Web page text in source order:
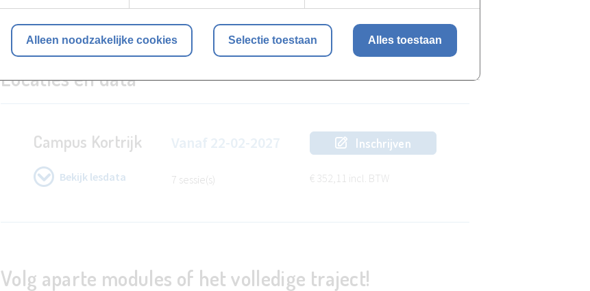
Alleen noodzakelijke cookies Selectie toestaan Alles toestaan
We eindigen met een praktijkles en enkele casussen
Locaties en data
Campus Kortrijk
Bekijk lesdata 7 sessie(s)
Inschrijven
€ 352,11 incl. BTW
Volg aparte modules of het volledige traject!